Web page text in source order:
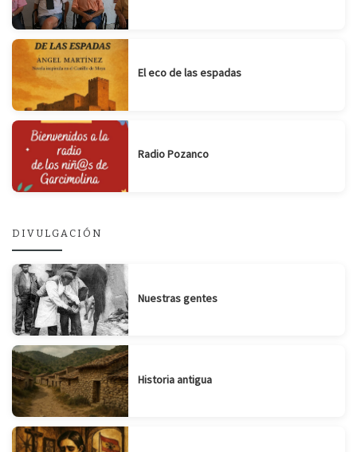
El eco de las espadas
Radio Pozanco
DIVULGACIÓN
Nuestras gentes
Historia antigua